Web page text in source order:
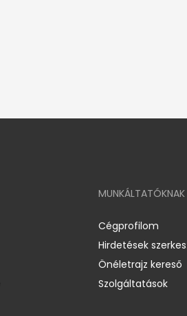
MUNKÁLTATÓKNAK
Cégprofilom
Hirdetések
Önéletrajz kereső
Szolgáltatások